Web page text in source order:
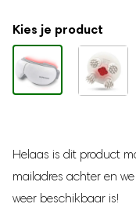
Kies je product
Helaas is dit product
mailadres achter en
weer beschikbaar is!
Babynestje
Milk Pitcher
Borstvoeding